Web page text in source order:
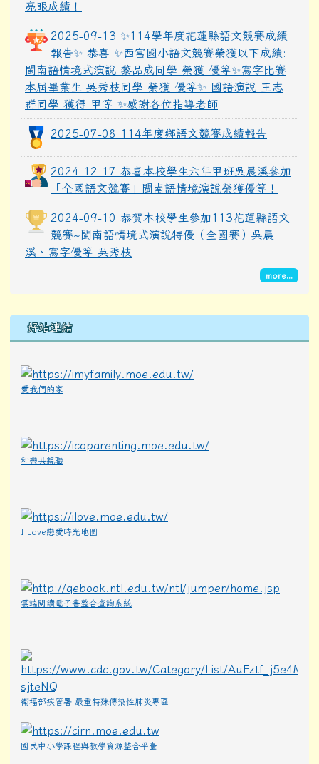
亮眼成績！
2025-09-13 ✨114學年度花蓮縣語文競賽成績
報告✨ 恭喜 ✨西富國小語文競賽榮獲以下成績:
閩南語情境式演說 黎品成同學 榮獲 優等✨寫字比賽
本屆畢業生 吳秀枝同學 榮獲 優等✨ 國語演說 王志
群同學 獲得 甲等 ✨感謝各位指導老師
2025-07-08 114年度鄉語文競賽成績報告
2024-12-17 恭喜本校學生六年甲班吳晨溪參加
「全國語文競賽」閩南語情境演說榮獲優等！
2024-09-10 恭賀本校學生參加113花蓮縣語文
競賽~閩南語情境式演說特優（全國賽）吳晨
溪、寫字優等 吳秀枝
more...
下中區域內容
好站連結
愛我們的家
和樂共親職
I Love戀愛時光地圖
雲端閱讀電子書整合查詢系統
衛福部疾管署 嚴重特殊傳染性肺炎專區
國民中小學課程與教學資源整合平臺